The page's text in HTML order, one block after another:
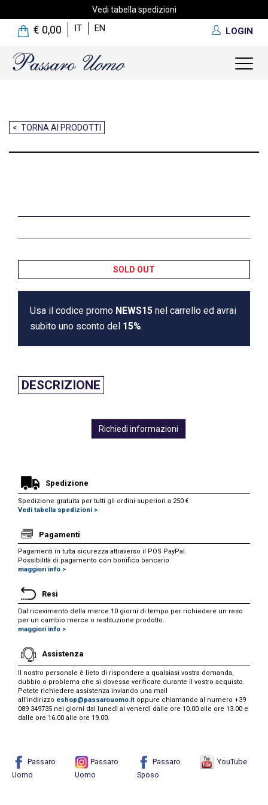
Vedi tabella spedizioni
€ 0,00 IT EN LOGIN
< TORNA AI PRODOTTI
SOLD OUT
Usa il codice promo NEWS15 nel carrello ed avrai
subito uno sconto del 15%.
DESCRIZIONE
Richiedi informazioni
Spedizione
Spedizione gratuita per tutti gli ordini superiori a 250 €
Vedi tabella spedizioni >
Pagamenti
Pagamenti in tutta sicurezza attraverso il POS PayPal.
Possibilità di pagamento con bonifico bancario
maggiori info >
Resi
Dal ricevimento della merce 10 giorni di tempo per richiedere un reso
per un cambio merce o restituzione prodotto.
maggiori info >
Assistenza
Il nostro personale è lieto di rispondere a qualsiasi vostra domanda,
dubbio o problema che si dovesse verificare durante il vostro acquisto.
Potete richiedere assistenza inviando una mail
all'indirizzo eshop@passarouomo.it oppure chiamando al numero +39
089 349735 nei giorni dal lunedì al venerdì dalle ore 10.00 alle ore 13.00 e
dalle ore 16.00 alle ore 19.00.
Passaro
Uomo
Passaro
Uomo
Passaro
Sposo
YouTube